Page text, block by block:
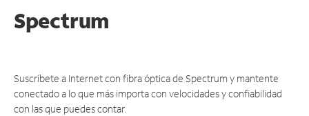
Spectrum
Suscríbete a Internet con fibra óptica de Spectrum y mantente
conectado a lo que más importa con velocidades y confiabilidad
con las que puedes contar.